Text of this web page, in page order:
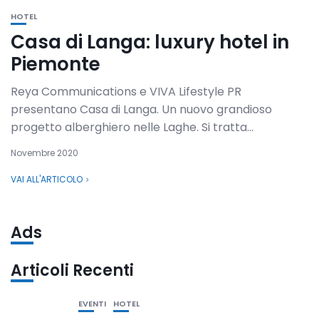
HOTEL
Casa di Langa: luxury hotel in
Piemonte
Reya Communications e VIVA Lifestyle PR
presentano Casa di Langa. Un nuovo grandioso
progetto alberghiero nelle Laghe. Si tratta...
Novembre 2020
VAI ALL'ARTICOLO
Ads
Articoli Recenti
EVENTI HOTEL